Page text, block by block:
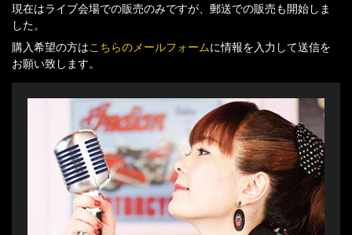
現在はライブ会場での販売のみですが、郵送での販売も開始しま
した。
購入希望の方はこちらのメールフォームに情報を入力して送信を
お願い致します。